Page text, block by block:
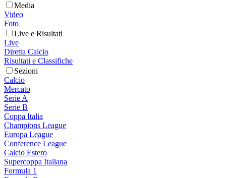
Media
Video
Foto
Live e Risultati
Live
Diretta Calcio
Risultati e Classifiche
Sezioni
Calcio
Mercato
Serie A
Serie B
Coppa Italia
Champions League
Europa League
Conference League
Calcio Estero
Supercoppa Italiana
Formula 1